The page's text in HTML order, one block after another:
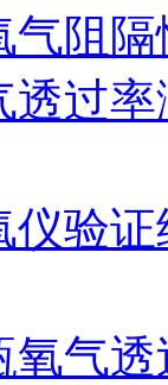
气阻
透过
仪验
氧气